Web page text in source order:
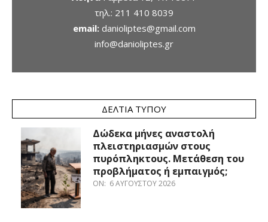
τηλ.: 211 410 8039
email: danioliptes@gmail.com
info@danioliptes.gr
ΔΕΛΤΊΑ ΤΎΠΟΥ
Δώδεκα μήνες αναστολή
πλειστηριασμών στους
πυρόπληκτους. Μετάθεση του
προβλήματος ή εμπαιγμός;
ON: 6 ΑΥΓΟΎΣΤΟΥ 2026